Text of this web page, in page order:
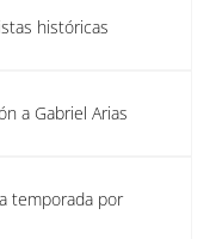
históricas
a Gabriel Arias
temporada por